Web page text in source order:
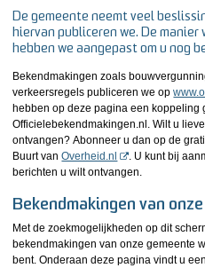
De gemeente neemt veel
hiervan publiceren we. De manier
hebben we aangepast om u nog
Bekendmakingen zoals
verkeersregels publiceren we op
hebben op deze pagina een koppeling
Officielebekendmakingen.nl. Wilt u
ontvangen? Abonneer u dan op de
Buurt vanOverheid.nl
. U kunt bij
berichten u wilt ontvangen.
Bekendmakingen van
Met de zoekmogelijkheden op dit
bekendmakingen van onze gemeente
bent. Onderaan deze pagina vindt u